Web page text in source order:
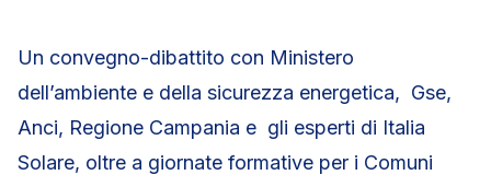
Un convegno-dibattito con Ministero
dell’ambiente e della sicurezza energetica, Gse,
Anci, Regione Campania e gli esperti di Italia
Solare, oltre a giornate formative per i Comuni